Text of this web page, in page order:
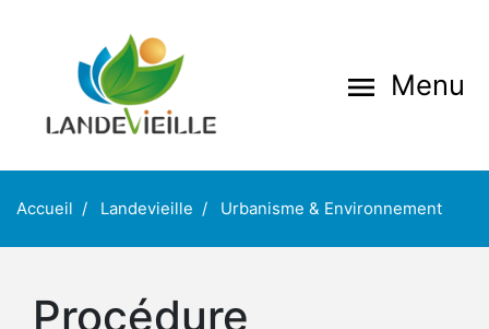
menu Menu
Accueil Landevieille Urbanisme & Environnement
Procédure